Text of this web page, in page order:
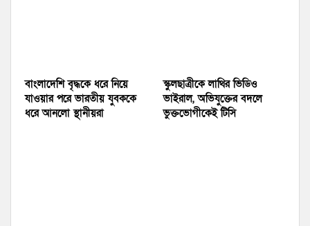
বাংলাদেশি বৃদ্ধকে ধরে নিয়ে
যাওয়ার পরে ভারতীয় যুবককে
ধরে আনলো স্থানীয়রা
স্কুলছাত্রীকে লাথির ভিডিও
ভাইরাল, অভিযুক্তের বদলে
ভুক্তভোগীকেই টিসি